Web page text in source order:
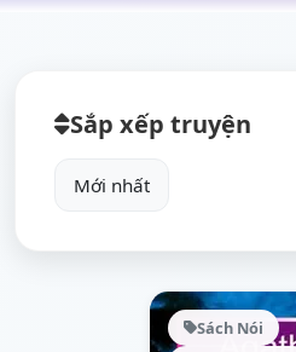
Sắp xếp truyện
Sách Nói